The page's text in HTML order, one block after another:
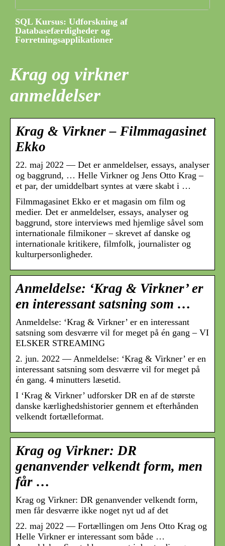
SQL Kursus: Udforskning af
Databasefærdigheder og
Forretningsapplikationer
Krag og virkner
anmeldelser
Krag & Virkner – Filmmagasinet
Ekko
22. maj 2022 — Det er anmeldelser, essays, analyser
og baggrund, … Helle Virkner og Jens Otto Krag –
et par, der umiddelbart syntes at være skabt i …
Filmmagasinet Ekko er et magasin om film og
medier. Det er anmeldelser, essays, analyser og
baggrund, store interviews med hjemlige såvel som
internationale filmikoner – skrevet af danske og
internationale kritikere, filmfolk, journalister og
kulturpersonligheder.
Anmeldelse: ‘Krag & Virkner’ er
en interessant satsning som …
Anmeldelse: ‘Krag & Virkner’ er en interessant
satsning som desværre vil for meget på én gang – VI
ELSKER STREAMING
2. jun. 2022 — Anmeldelse: ‘Krag & Virkner’ er en
interessant satsning som desværre vil for meget på
én gang. 4 minutters læsetid.
I ‘Krag & Virkner’ udforsker DR en af de største
danske kærlighedshistorier gennem et efterhånden
velkendt fortælleformat.
Krag og Virkner: DR
genanvender velkendt form, men
får …
Krag og Virkner: DR genanvender velkendt form,
men får desværre ikke noget nyt ud af det
22. maj 2022 — Fortællingen om Jens Otto Krag og
Helle Virkner er interessant som både …